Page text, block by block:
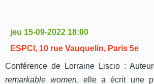
jeu 15-09-2022 18:00
ESPCI, 10 rue Vauquelin, Paris 5e
Conférence de Lorraine Liscio :
remarkable women, elle a écrit une